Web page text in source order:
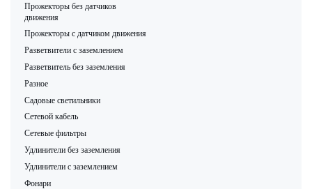
Прожекторы без датчиков
движения
Прожекторы с датчиком движения
Разветвители с заземлением
Разветвитель без заземления
Разное
Садовые светильники
Сетевой кабель
Сетевые фильтры
Удлинители без заземления
Удлинители с заземлением
Фонари